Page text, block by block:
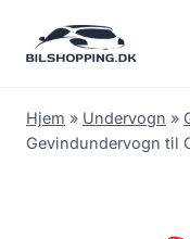
Hjem » Undervogn »
Gevindundervogn til